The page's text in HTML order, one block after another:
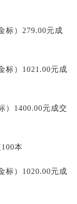
标）279.00元成
标）1021.00元成
）1400.00元成交
本
标）1020.00元成